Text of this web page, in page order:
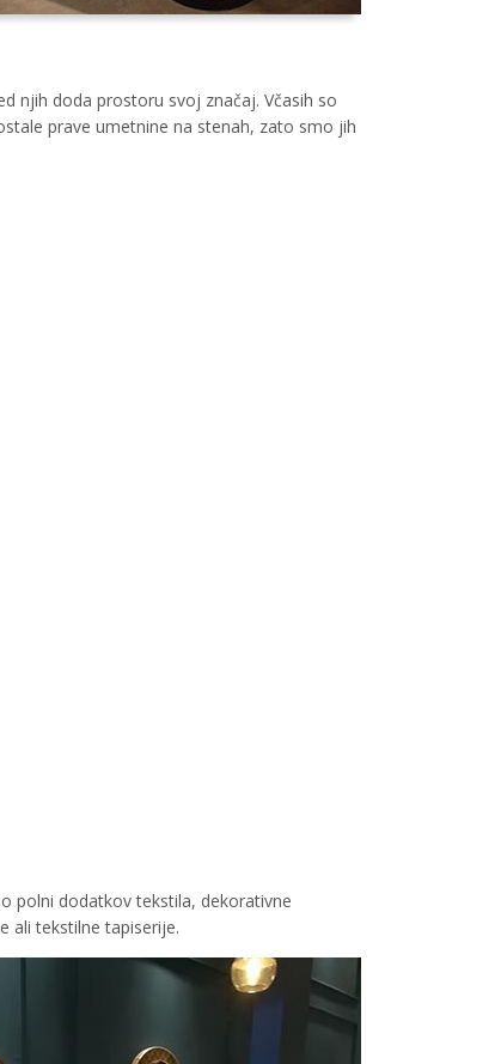
njih doda prostoru svoj značaj. Včasih so
prave umetnine na stenah, zato smo jih
polni dodatkov tekstila, dekorativne
ali tekstilne tapiserije.